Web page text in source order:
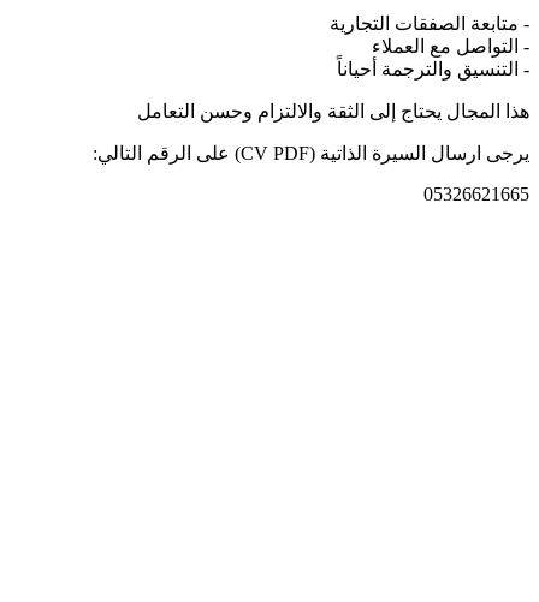
- متابعة الصفقات التجارية
- التواصل مع العملاء
- التنسيق والترجمة أحياناً
هذا المجال يحتاج إلى الثقة والالتزام وحسن التعامل
يرجى ارسال السيرة الذاتية (CV PDF) على الرقم التالي:
05326621665